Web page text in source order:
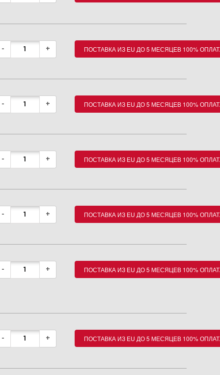
- + ПОСТАВКА ИЗ EU ДО 5 МЕСЯЦЕВ 100%
- + ПОСТАВКА ИЗ EU ДО 5 МЕСЯЦЕВ 100%
- + ПОСТАВКА ИЗ EU ДО 5 МЕСЯЦЕВ 100%
- + ПОСТАВКА ИЗ EU ДО 5 МЕСЯЦЕВ 100%
- + ПОСТАВКА ИЗ EU ДО 5 МЕСЯЦЕВ 100%
- + ПОСТАВКА ИЗ EU ДО 5 МЕСЯЦЕВ 100%